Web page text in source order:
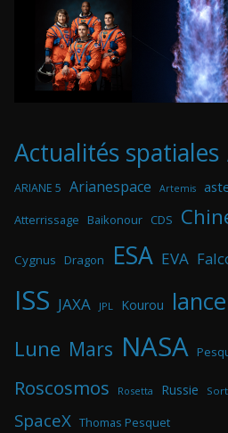
Actualités spatiales
ARIANE 5 Arianespace Artemis
Atterrissage Baikonour CDS
Cygnus Dragon ESA EVA
ISS JAXA JPL Kourou
Lune Mars NASA
Roscosmos Rosetta Russie
SpaceX Thomas Pesquet